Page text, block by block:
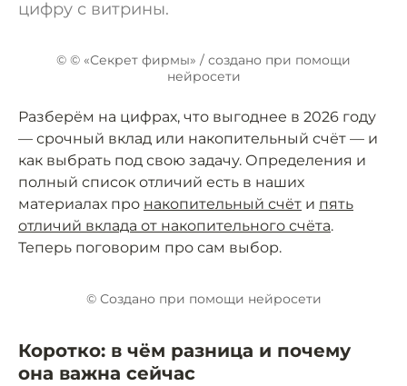
цифру с витрины.
© © «Секрет фирмы» / создано при помощи
нейросети
Разберём на цифрах, что выгоднее в 2026 году
— срочный вклад или накопительный счёт — и
как выбрать под свою задачу. Определения и
полный список отличий есть в наших
материалах про накопительный счёт и пять
отличий вклада от накопительного счёта.
Теперь поговорим про сам выбор.
© Создано при помощи нейросети
Коротко: в чём разница и почему
она важна сейчас